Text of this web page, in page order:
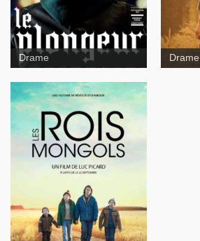
Drame Drame
Les rois
mongols